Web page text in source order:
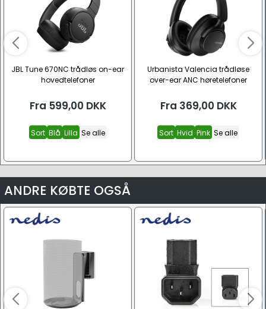
JBL Tune 670NC trådløs on-ear
hovedtelefoner
Fra 599,00 DKK
Sort Blå Lilla Se alle
Urbanista Valencia trådløse
over-ear ANC høretelefoner
Fra 369,00 DKK
Sort Hvid Pink Se alle
ANDRE KØBTE OGSÅ